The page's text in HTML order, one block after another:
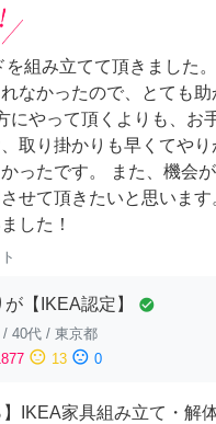
を組み立てて頂きました
なかったので、とても助
にやって頂くよりも、お
取り掛かりも早くてやり
ったです。 また、機会
せて頂きたいと思います
した！
が【IKEA認定】 check_circle
/ 40代 / 東京都
sentiment_neutral 13 sentiment_dissatisfied 0
】IKEA家具組み立て・解